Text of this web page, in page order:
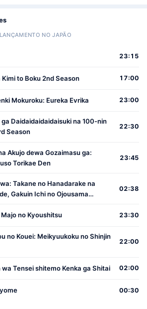
NO JAPÃO
23:15
to Boku 2nd Season 17:00
Mokuroku: Eureka Evrika 23:00
ga Daidaidaidaidaisuki na 100-nin
Season
22:30
Akujo dewa Gozaimasu ga:
Torikae Den
23:45
Takane no Hanadarake na
Gakuin Ichi no Ojousama
ni Narimashita
02:38
no Kyoushitsu 23:30
no Kouei: Meikyuukoku no Shinjin
22:00
Tensei shitemo Kenka ga Shitai 02:00
00:30